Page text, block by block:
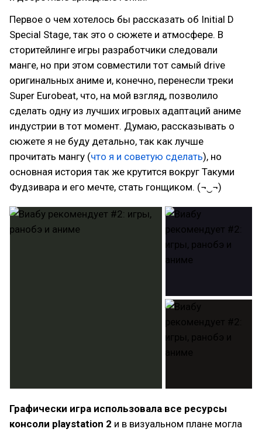
Первое о чем хотелось бы рассказать об Initial D
Special Stage, так это о сюжете и атмосфере. В
сторитейлинге игры разработчики следовали
манге, но при этом совместили тот самый drive
оригинальных аниме и, конечно, перенесли треки
Super Eurobeat, что, на мой взгляд, позволило
сделать одну из лучших игровых адаптаций аниме
индустрии в тот момент. Думаю, рассказывать о
сюжете я не буду детально, так как лучше
прочитать мангу (что я и советую сделать), но
основная история так же крутится вокруг Такуми
Фудзивара и его мечте, стать гонщиком. (¬‿¬)
Графически игра использовала все ресурсы
консоли playstation 2 и в визуальном плане могла